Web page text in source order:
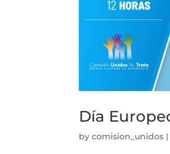
Día
bycomision_unidos